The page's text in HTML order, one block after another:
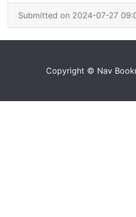
Submitted on 2024-07-27
Copyright © Nav